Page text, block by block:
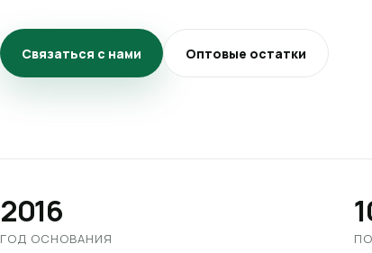
Связаться с нами Оптовые остатки
2016
ГОД ОСНОВАНИЯ